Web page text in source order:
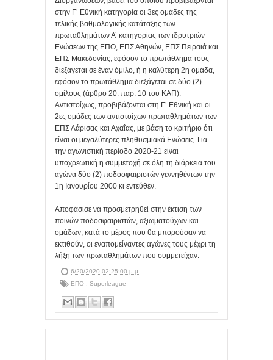
στην Γ’ Εθνική κατηγορία οι 3ες ομάδες της
τελικής βαθμολογικής κατάταξης των
πρωταθλημάτων Α’ κατηγορίας των ιδρυτριών
Ενώσεων της ΕΠΟ, ΕΠΣ Αθηνών, ΕΠΣ Πειραιά και
ΕΠΣ Μακεδονίας, εφόσον το πρωτάθλημα τους
διεξάγεται σε έναν όμιλο, ή η καλύτερη 2η ομάδα,
εφόσον το πρωτάθλημα διεξάγεται σε δύο (2)
ομίλους (άρθρο 20. παρ. 10 του ΚΑΠ).
Αντιστοίχως, προβιβάζονται στη Γ’ Εθνική και οι
2ες ομάδες των αντιστοίχων πρωταθλημάτων των
ΕΠΣ Λάρισας και Αχαΐας, με βάση το κριτήριο ότι
είναι οι μεγαλύτερες πληθυσμιακά Ενώσεις. Για
την αγωνιστική περίοδο 2020-21 είναι
υποχρεωτική η συμμετοχή σε όλη τη διάρκεια του
αγώνα δύο (2) ποδοσφαιριστών γεννηθέντων την
1η Ιανουρίου 2000 κι εντεύθεν.
Αποφάσισε να προσμετρηθεί στην έκτιση των
ποινών ποδοσφαιριστών, αξιωματούχων και
ομάδων, κατά το μέρος που θα μπορούσαν να
εκτιθούν, οι εναπομείναντες αγώνες τους μέχρι τη
λήξη των πρωταθλημάτων που συμμετείχαν.
6/20/2020 02:25:00 μ.μ.
ΕΠΟ
Superleague